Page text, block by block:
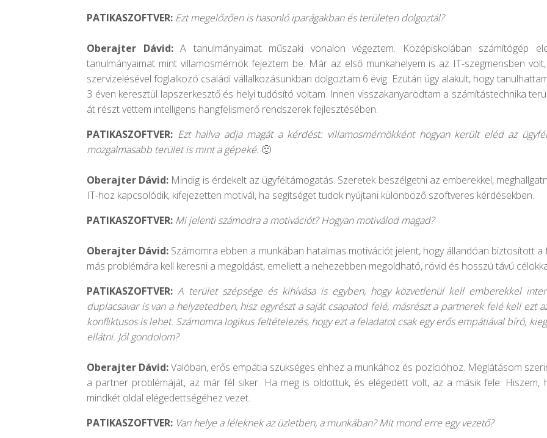
PATIKASZOFTVER: Ezt megelőzően is hasonló iparágakban és területen dolgoztál?
Oberajter Dávid:A tanulmányaimat műszaki vonalon végeztem. Középiskolában számítógép
tanulmányaimat mint villamosmérnök fejeztem be. Már az első munkahelyem is az IT-szegmensben
szervizelésével foglalkozó családi vállalkozásunkban dolgoztam 6 évig. Ezután úgy alakult, hogy
3 éven keresztül lapszerkesztő és helyi tudósító voltam. Innen visszakanyarodtam a számítástechnika
át részt vettem intelligens hangfelismerő rendszerek fejlesztésében.
PATIKASZOFTVER: Ezt hallva adja magát a kérdést: villamosmérnökként hogyan került eléd az
mozgalmasabb terület is mint a gépeké. 🙂
Oberajter Dávid: Mindig is érdekelt az ügyféltámogatás. Szeretek beszélgetni az emberekkel,
IT-hoz kapcsolódik, kifejezetten motivál, ha segítséget tudok nyújtani különböző szoftveres kérdésekben.
PATIKASZOFTVER: Mi jelenti számodra a motivációt? Hogyan motiválod magad?
Oberajter Dávid: Számomra ebben a munkában hatalmas motivációt jelent, hogy állandóan biztosított
más problémára kell keresni a megoldást, emellett a nehezebben megoldható, rövid és hosszú távú
PATIKASZOFTVER: A terület szépsége és kihívása is egyben, hogy közvetlenül kell emberekkel
duplacsavar is van a helyzetedben, hisz egyrészt a saját csapatod felé, másrészt a partnerek felé kell ezt
konfliktusos is lehet. Számomra logikus feltételezés, hogy ezt a feladatot csak egy erős empátiával bíró,
ellátni. Jól gondolom?
Oberajter Dávid:Valóban, erős empátia szükséges ehhez a munkához és pozícióhoz. Meglátásom
a partner problémáját, az már fél siker. Ha meg is oldottuk, és elégedett volt, az a másik fele. Hiszem,
mindkét oldal elégedettségéhez vezet.
PATIKASZOFTVER: Van helye a léleknek az üzletben, a munkában? Mit mond erre egy vezető?